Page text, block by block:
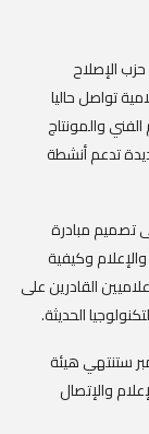
الإصلاح
تواصل حاليا
والمونتاج
تدعم أنشطة
تصميم مبادرة
وكيفية
القادرين على
الحديثة.
ستنتهي هيئة
بأمانة الإعلام والإتصال